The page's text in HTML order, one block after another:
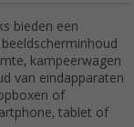
bieden een
kampeerwagen
van eindapparaten
of
tablet of